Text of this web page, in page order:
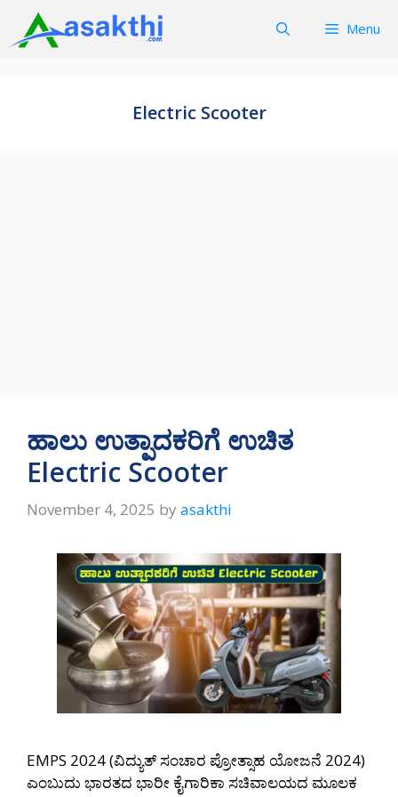
content
Menu
Electric Scooter
ಹಾಲು ಉತ್ಪಾದಕರಿಗೆ ಉಚಿತ
Electric Scooter
November 4, 2025 by asakthi
EMPS 2024 (ವಿದ್ಯುತ್ ಸಂಚಾರ ಪ್ರೋತ್ಸಾಹ ಯೋಜನೆ 2024)
ಎಂಬುದು ಭಾರತದ ಭಾರೀ ಕೈಗಾರಿಕಾ ಸಚಿವಾಲಯದ ಮೂಲಕ